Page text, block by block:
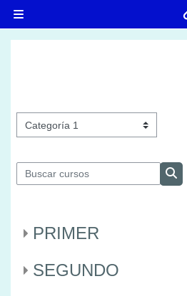
Menú 1
Categorías
Buscar cursos
PRIMER
SEGUNDO